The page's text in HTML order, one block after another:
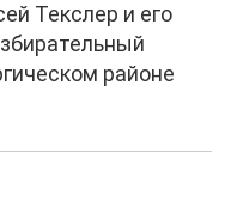
Текслер и его
районе